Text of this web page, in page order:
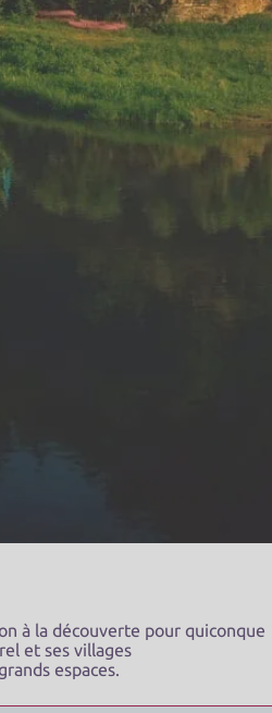
à la découverte pour quiconque
et ses villages
espaces.